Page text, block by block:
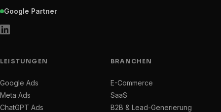
Google Partner
LEISTUNGEN
Google Ads
Meta Ads
ChatGPT Ads
BRANCHEN
E-Commerce
SaaS
B2B & Lead-Generierung